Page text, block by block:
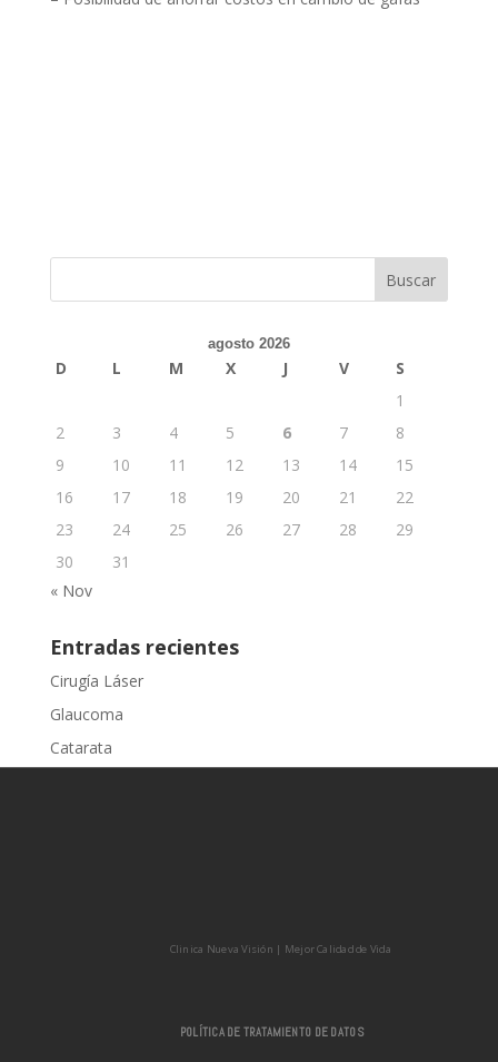
agosto 2026
D L M X J V
S
1
2
3 4 5 6 7
8
9
10 11 12 13 14
15
16
17 18 19 20 21
22
23
24 25 26 27 28
29
30
31
« Nov
Entradas recientes
Cirugía Láser
Glaucoma
Catarata
Clinica Nueva Visión | Mejor Calidad de Vida
POLÍTICA DE TRATAMIENTO DE DATOS